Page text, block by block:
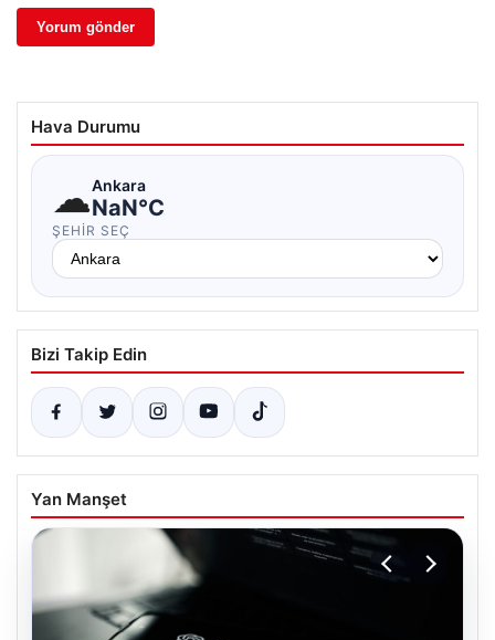
Hava Durumu
☁Ankara
NaN°C
ŞEHIR SEÇ
Bizi Takip Edin
Yan Manşet